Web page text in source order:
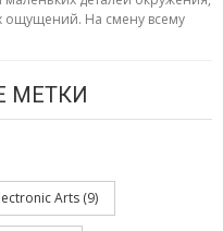
ощущений. На смену всему
МЕТКИ
Arts (9)